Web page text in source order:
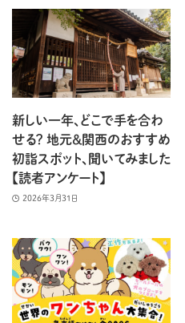
新しい一年、どこで手を合わ
せる？ 地元＆関西のおすすめ
初詣スポット、聞いてみました
【読者アンケート】
2026年3月31日